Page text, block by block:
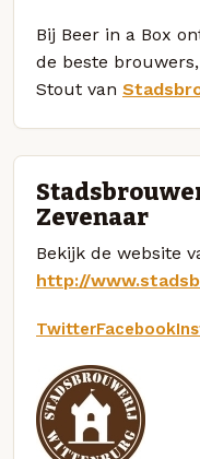
Bij Beer in a Box
de beste
Stout van
Zevenaar
Bekijk de website
http://
TwitterFacebook